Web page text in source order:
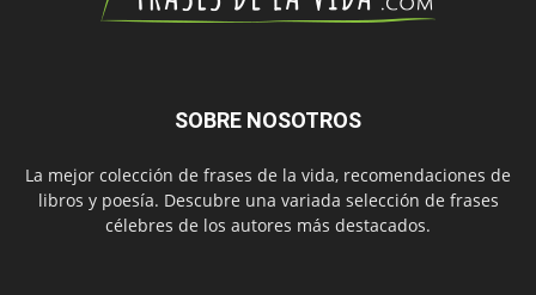
SOBRE NOSOTROS
La mejor colección de frases de la vida, recomendaciones de
libros y poesía. Descubre una variada selección de frases
célebres de los autores más destacados.